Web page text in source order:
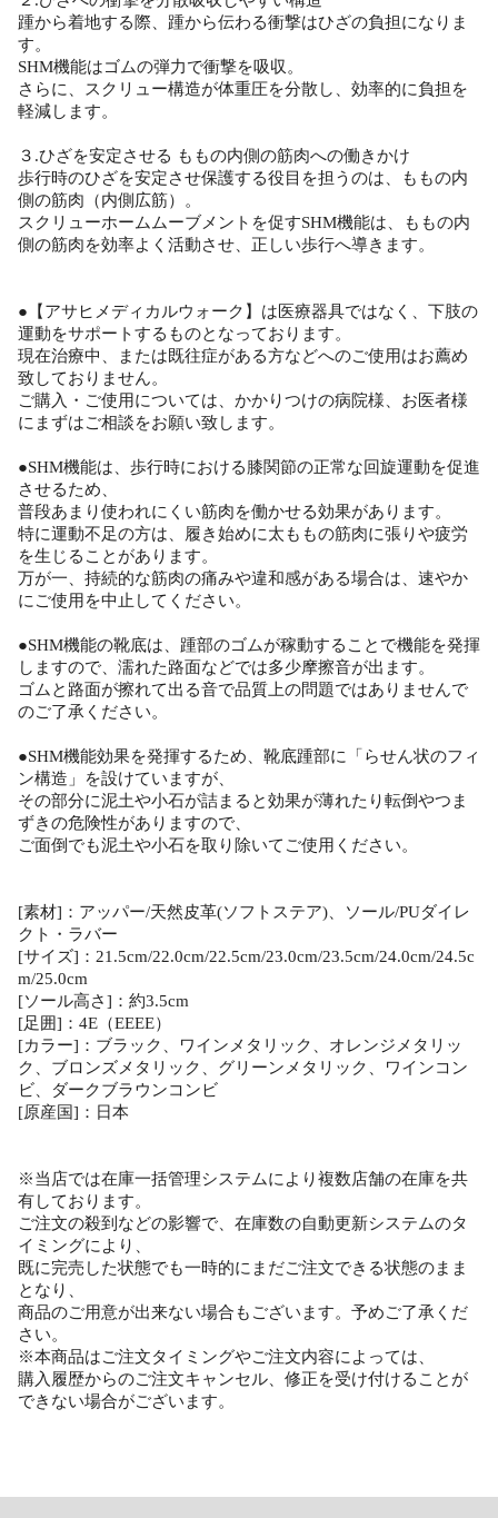
踵から着地する際、踵から伝わる衝撃はひざの負担になりま
す。
SHM機能はゴムの弾力で衝撃を吸収。
さらに、スクリュー構造が体重圧を分散し、効率的に負担を
軽減します。
３.ひざを安定させる ももの内側の筋肉への働きかけ
歩行時のひざを安定させ保護する役目を担うのは、ももの内
側の筋肉（内側広筋）。
スクリューホームムーブメントを促すSHM機能は、ももの内
側の筋肉を効率よく活動させ、正しい歩行へ導きます。
●【アサヒメディカルウォーク】は医療器具ではなく、下肢の
運動をサポートするものとなっております。
現在治療中、または既往症がある方などへのご使用はお薦め
致しておりません。
ご購入・ご使用については、かかりつけの病院様、お医者様
にまずはご相談をお願い致します。
●SHM機能は、歩行時における膝関節の正常な回旋運動を促進
させるため、
普段あまり使われにくい筋肉を働かせる効果があります。
特に運動不足の方は、履き始めに太ももの筋肉に張りや疲労
を生じることがあります。
万が一、持続的な筋肉の痛みや違和感がある場合は、速やか
にご使用を中止してください。
●SHM機能の靴底は、踵部のゴムが稼動することで機能を発揮
しますので、濡れた路面などでは多少摩擦音が出ます。
ゴムと路面が擦れて出る音で品質上の問題ではありませんで
のご了承ください。
●SHM機能効果を発揮するため、靴底踵部に「らせん状のフィ
ン構造」を設けていますが、
その部分に泥土や小石が詰まると効果が薄れたり転倒やつま
ずきの危険性がありますので、
ご面倒でも泥土や小石を取り除いてご使用ください。
[素材]：アッパー/天然皮革(ソフトステア)、ソール/PUダイレ
クト・ラバー
[サイズ]：21.5cm/22.0cm/22.5cm/23.0cm/23.5cm/24.0cm/24.5c
m/25.0cm
[ソール高さ]：約3.5cm
[足囲]：4E（EEEE）
[カラー]：ブラック、ワインメタリック、オレンジメタリッ
ク、ブロンズメタリック、グリーンメタリック、ワインコン
ビ、ダークブラウンコンビ
[原産国]：日本
※当店では在庫一括管理システムにより複数店舗の在庫を共
有しております。
ご注文の殺到などの影響で、在庫数の自動更新システムのタ
イミングにより、
既に完売した状態でも一時的にまだご注文できる状態のまま
となり、
商品のご用意が出来ない場合もございます。予めご了承くだ
さい。
※本商品はご注文タイミングやご注文内容によっては、
購入履歴からのご注文キャンセル、修正を受け付けることが
できない場合がございます。